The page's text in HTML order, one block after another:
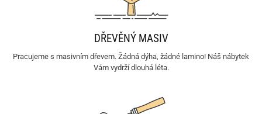
DŘEVĚNÝ MASIV
Pracujeme s masivním dřevem. Žádná dýha, žádné lamino! Náš nábytek
Vám vydrží dlouhá léta.